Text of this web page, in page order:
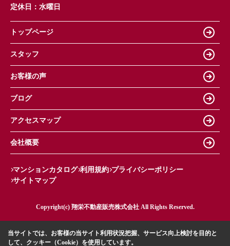
定休日： 水曜日
トップページ
スタッフ
お客様の声
ブログ
アクセスマップ
会社概要
マンションカタログ 利用規約 プライバシーポリシー
サイトマップ
Copyright(c) 翔栄不動産販売株式会社 All Rights Reserved.
当サイトでは、お客様の当サイト利用状況把握、サービス向上検討を目的と
して、クッキー（Cookie）を使用しています。